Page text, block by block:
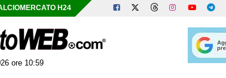
H24
ore 10:59